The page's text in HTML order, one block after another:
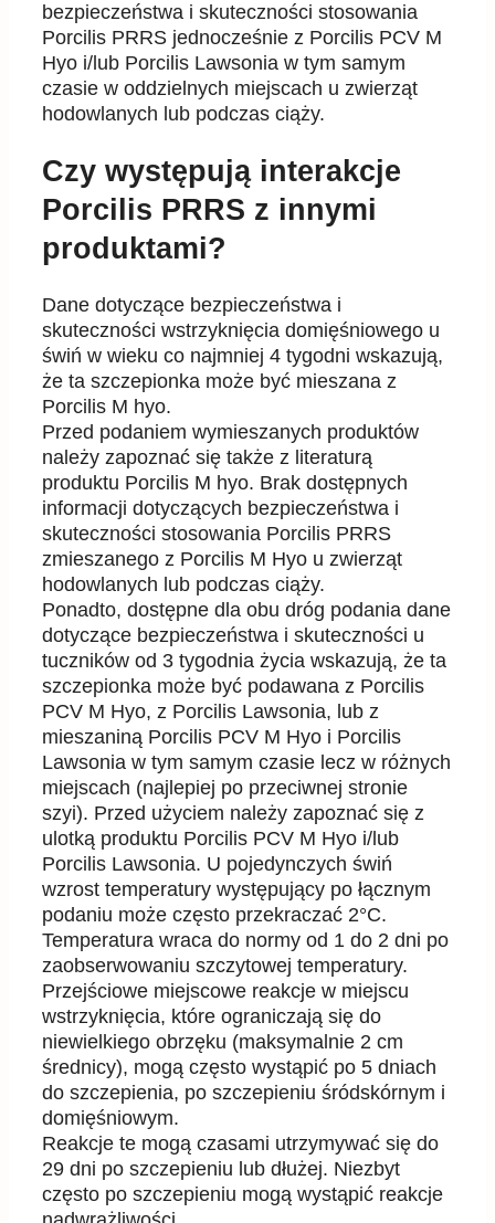
bezpieczeństwa i skuteczności stosowania
Porcilis PRRS jednocześnie z Porcilis PCV M
Hyo i/ lub Porcilis Lawsonia w tym samym
czasie w oddzielnych miejscach u zwierząt
hodowlanych lub podczas ciąży.
Czy występują interakcje
Porcilis PRRS z innymi
produktami?
Dane dotyczące bezpieczeństwa i
skuteczności wstrzyknięcia domięśniowego u
świń w wieku co najmniej 4 tygodni wskazują,
że ta szczepionka może być mieszana z
Porcilis M hyo.
Przed podaniem wymieszanych produktów
należy zapoznać się także z literaturą
produktu Porcilis M hyo. Brak dostępnych
informacji dotyczących bezpieczeństwa i
skuteczności stosowania Porcilis PRRS
zmieszanego z Porcilis M Hyo u zwierząt
hodowlanych lub podczas ciąży.
Ponadto, dostępne dla obu dróg podania dane
dotyczące bezpieczeństwa i skuteczności u
tuczników od 3 tygodnia życia wskazują, że ta
szczepionka może być podawana z Porcilis
PCV M Hyo, z Porcilis Lawsonia, lub z
mieszaniną Porcilis PCV M Hyo i Porcilis
Lawsonia w tym samym czasie lecz w różnych
miejscach (najlepiej po przeciwnej stronie
szyi). Przed użyciem należy zapoznać się z
ulotką produktu Porcilis PCV M Hyo i/lub
Porcilis Lawsonia. U pojedynczych świń
wzrost temperatury występujący po łącznym
podaniu może często przekraczać 2°C.
Temperatura wraca do normy od 1 do 2 dni po
zaobserwowaniu szczytowej temperatury.
Przejściowe miejscowe reakcje w miejscu
wstrzyknięcia, które ograniczają się do
niewielkiego obrzęku (maksymalnie 2 cm
średnicy), mogą często wystąpić po 5 dniach
do szczepienia, po szczepieniu śródskórnym i
domięśniowym.
Reakcje te mogą czasami utrzymywać się do
29 dni po szczepieniu lub dłużej. Niezbyt
często po szczepieniu mogą wystąpić reakcje